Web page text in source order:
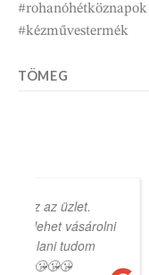
#kézművestermék
TÖMEG
finom!
kiszolgálás.